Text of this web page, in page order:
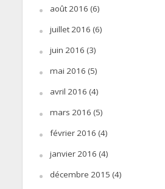
août 2016 (6)
juillet 2016 (6)
juin 2016 (3)
mai 2016 (5)
avril 2016 (4)
mars 2016 (5)
février 2016 (4)
janvier 2016 (4)
décembre 2015 (4)